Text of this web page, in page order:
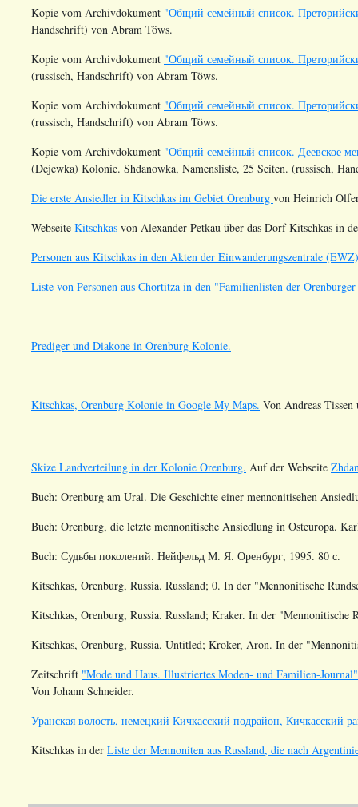
Kopie vom Archivdokument "Общий семейный список.
Handschrift) von Abram Töws.
Kopie vom Archivdokument "Общий семейный список.
(russisch, Handschrift) von Abram Töws.
Kopie vom Archivdokument "Общий семейный список.
(russisch, Handschrift) von Abram Töws.
Kopie vom Archivdokument "Общий семейный список. Деевское
(Dejewka) Kolonie. Shdanowka, Namensliste, 25 Seiten. (russisch,
Die erste Ansiedler in Kitschkas im Gebiet Orenburg von Heinrich
Webseite Kitschkas von Alexander Petkau über das Dorf Kitschkas in
Personen aus Kitschkas in den Akten der Einwanderungszentrale
Liste von Personen aus Chortitza in den "Familienlisten der
Prediger und Diakone in Orenburg Kolonie.
Kitschkas, Orenburg Kolonie in Google My Maps. Von Andreas
Skize Landverteilung in der Kolonie Orenburg. Auf der Webseite
Buch: Orenburg am Ural. Die Geschichte einer mennonitisehen
Buch: Orenburg, die letzte mennonitische Ansiedlung in Osteuropa.
Buch: Судьбы поколений. Нейфельд М. Я. Оренбург, 1995. 80 с.
Kitschkas, Orenburg, Russia. Russland; 0. In der "Mennonitische
Kitschkas, Orenburg, Russia. Russland; Kraker. In der "Mennonitische
Kitschkas, Orenburg, Russia. Untitled; Kroker, Aron. In der
Zeitschrift "Mode und Haus. Illustriertes Moden- und Familien-Journal"
Von Johann Schneider.
Уранская волость, немецкий Кичкасский подрайон, Кичкасский
Kitschkas in der Liste der Mennoniten aus Russland, die nach